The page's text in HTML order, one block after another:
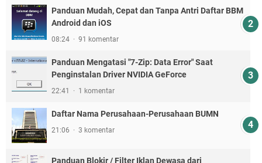
Panduan Mudah, Cepat dan Tanpa Antri Daftar BBM
Android dan iOS
08:24 91 komentar
Panduan Mengatasi "7-Zip: Data Error" Saat
Penginstalan Driver NVIDIA GeForce
22:41 1 komentar
Daftar Nama Perusahaan-Perusahaan BUMN
21:06 3 komentar
Panduan Blokir / Filter Iklan Dewasa dari